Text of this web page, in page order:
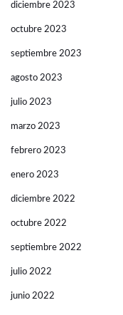
diciembre 2023
octubre 2023
septiembre 2023
agosto 2023
julio 2023
marzo 2023
febrero 2023
enero 2023
diciembre 2022
octubre 2022
septiembre 2022
julio 2022
junio 2022